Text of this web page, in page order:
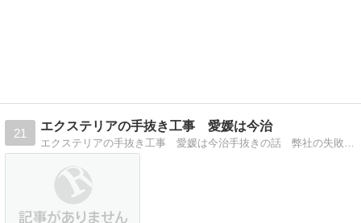
21
エクステリアの手抜き工事 愛媛は今治